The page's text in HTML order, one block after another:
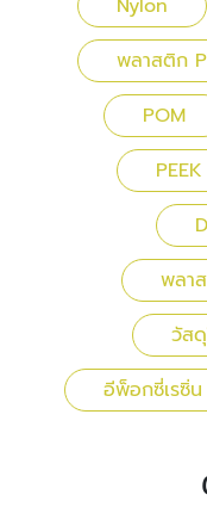
Nylon
พลาสติก
POM
PEEK
พลา
วัส
อีพ็อกซี่เรซิ่น